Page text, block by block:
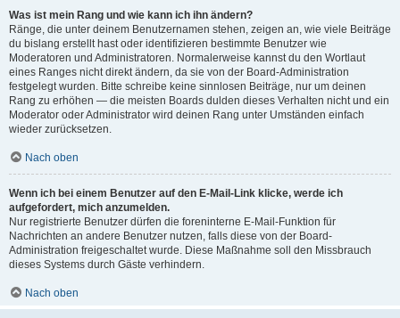
Was ist mein Rang und wie kann ich ihn ändern?
Ränge, die unter deinem Benutzernamen stehen, zeigen an, wie viele Beiträge
du bislang erstellt hast oder identifizieren bestimmte Benutzer wie
Moderatoren und Administratoren. Normalerweise kannst du den Wortlaut
eines Ranges nicht direkt ändern, da sie von der Board-Administration
festgelegt wurden. Bitte schreibe keine sinnlosen Beiträge, nur um deinen
Rang zu erhöhen — die meisten Boards dulden dieses Verhalten nicht und ein
Moderator oder Administrator wird deinen Rang unter Umständen einfach
wieder zurücksetzen.
Nach oben
Wenn ich bei einem Benutzer auf den E-Mail-Link klicke, werde ich
aufgefordert, mich anzumelden.
Nur registrierte Benutzer dürfen die foreninterne E-Mail-Funktion für
Nachrichten an andere Benutzer nutzen, falls diese von der Board-
Administration freigeschaltet wurde. Diese Maßnahme soll den Missbrauch
dieses Systems durch Gäste verhindern.
Nach oben